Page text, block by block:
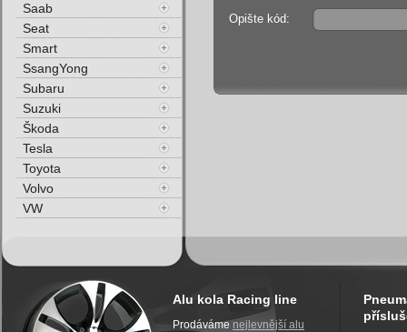
Opište kód:
Saab
Seat
Smart
SsangYong
Subaru
Suzuki
Škoda
Tesla
Toyota
Volvo
VW
Alu kola Racing line
Prodáváme nejlevnější alu